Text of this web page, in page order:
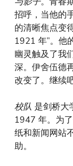
招呼，当他的
的清晰焦点变
1921 年”。他
幽灵触及了我
深。伊舍伍德
改变了。继续
校队 是剑桥大
1947 年。为
纸和新闻网站
助。